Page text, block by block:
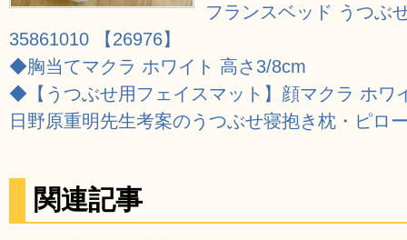
フランスベッド うつぶ
35861010 【26976】
◆胸当てマクラ ホワイト 高さ3/8cm
◆【うつぶせ用フェイスマット】顔マクラ ホワ
日野原重明先生考案のうつぶせ寝抱き枕・ピロ
関連記事